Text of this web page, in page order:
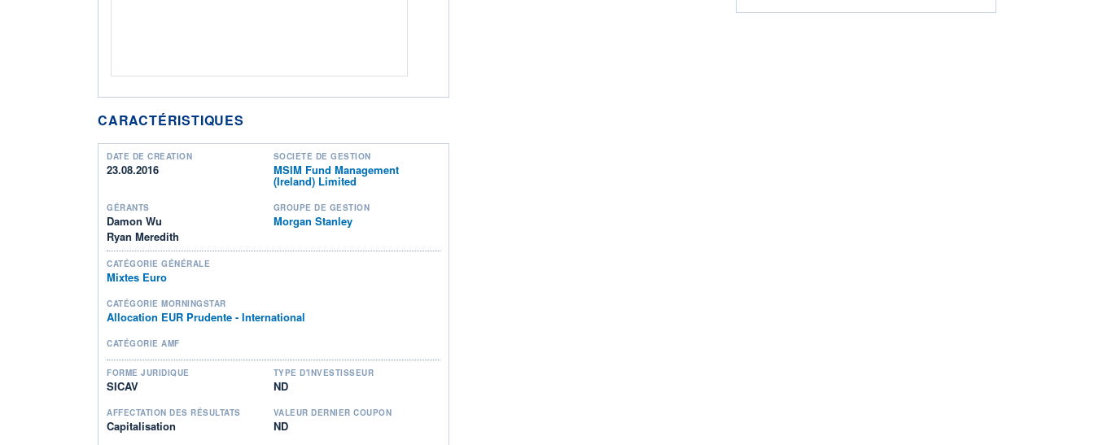
CARACTÉRISTIQUES
DATE DE CRÉATION
23.08.2016
SOCIÉTÉ DE GESTION
MSIM Fund Management
(Ireland) Limited
GÉRANTS
Damon Wu
Ryan Meredith
GROUPE DE GESTION
Morgan Stanley
CATÉGORIE GÉNÉRALE
Mixtes Euro
CATÉGORIE MORNINGSTAR
Allocation EUR Prudente - International
CATÉGORIE AMF
FORME JURIDIQUE
SICAV
TYPE D'INVESTISSEUR
ND
AFFECTATION DES RÉSULTATS
Capitalisation
VALEUR DERNIER COUPON
ND